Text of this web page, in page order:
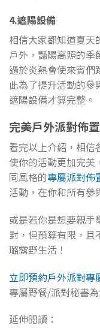
4.遮陽設備
相信大家都知道夏天
戶外，豔陽高照的
過於炎熱會使來賓們
此為了提升活動的
遮陽設備才算完整。
完美戶外派對佈
看完以上介紹，相信
使你的活動更加完美
同風格的專屬派對佈
活動，在你和所有參
或是若你是想要親
對，但預算有限，
璐露野生活！
立即預約戶外派對專
專屬野餐/派對秘書
延伸閱讀：